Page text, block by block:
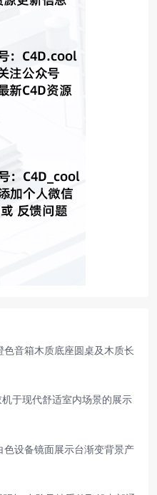
色音箱木质底座圆桌及木质长
于现代舒适室内场景的展示
色设备镜面展示台渐变背景产